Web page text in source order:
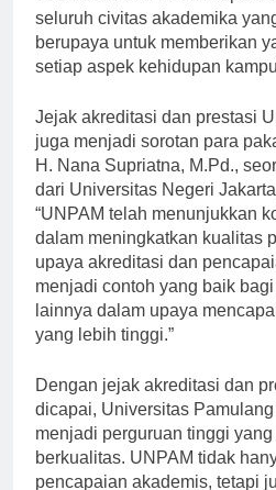
diraih oleh UNPAM
seluruh civitas akademika
berupaya untuk memberikan
Jejak akreditasi dan prestasi
juga menjadi sorotan para
H. Nana Supriatna, M.Pd.,
dari Universitas Negeri
“UNPAM telah menunjukkan
dalam meningkatkan kualitas
upaya akreditasi dan
menjadi contoh yang baik
lainnya dalam upaya
Dengan jejak akreditasi dan
dicapai, Universitas Pamulang
menjadi perguruan tinggi
berkualitas. UNPAM tidak